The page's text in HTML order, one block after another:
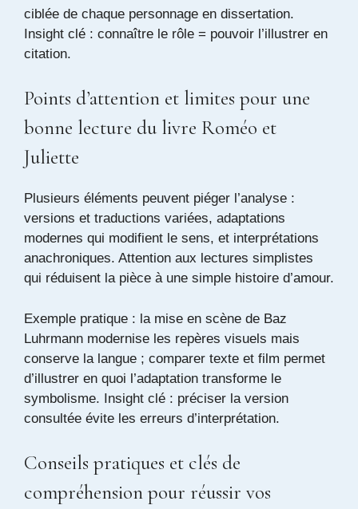
ciblée de chaque personnage en dissertation.
Insight clé : connaître le rôle = pouvoir l’illustrer en
citation.
Points d’attention et limites pour une
bonne lecture du livre Roméo et
Juliette
Plusieurs éléments peuvent piéger l’analyse :
versions et traductions variées, adaptations
modernes qui modifient le sens, et interprétations
anachroniques. Attention aux lectures simplistes
qui réduisent la pièce à une simple histoire d’amour.
Exemple pratique : la mise en scène de Baz
Luhrmann modernise les repères visuels mais
conserve la langue ; comparer texte et film permet
d’illustrer en quoi l’adaptation transforme le
symbolisme. Insight clé : préciser la version
consultée évite les erreurs d’interprétation.
Conseils pratiques et clés de
compréhension pour réussir vos